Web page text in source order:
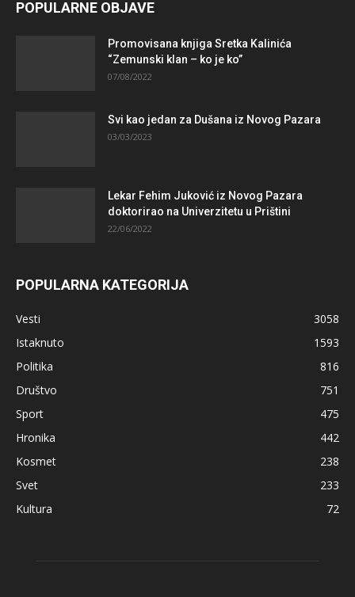
POPULARNE OBJAVE
Promovisana knjiga Sretka Kalinića
“Zemunski klan – ko je ko”
07/08/2022
Svi kao jedan za Dušana iz Novog Pazara
03/03/2023
Lekar Fehim Juković iz Novog Pazara
doktorirao na Univerzitetu u Prištini
22/06/2022
POPULARNA KATEGORIJA
Vesti
3058
Istaknuto
1593
Politika
816
Društvo
751
Sport
475
Hronika
442
Kosmet
238
Svet
233
Kultura
72